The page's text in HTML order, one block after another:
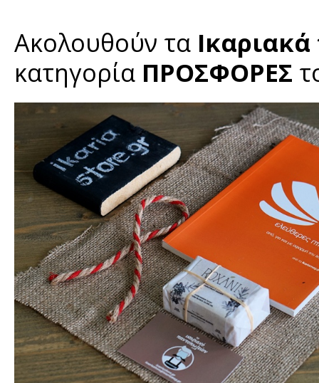
Ακολουθούν τα
κατηγορία ΠΡΟΣΦΟΡΕΣ